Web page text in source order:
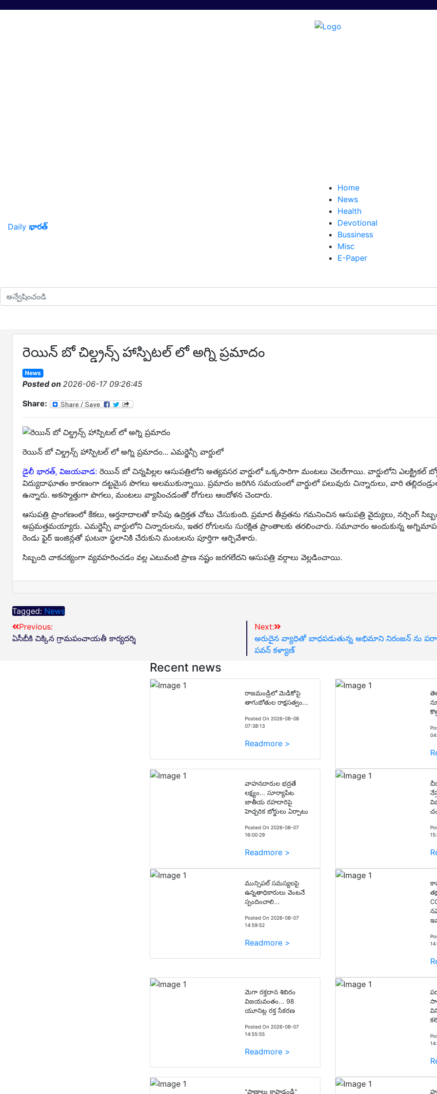
Daily భారత్
Home
News
Health
Devotional
Bussiness
Misc
E-Paper
రెయిన్ బో చిల్డ్రన్స్ హాస్పిటల్ లో అగ్ని ప్రమాదం
News
Posted on 2026-06-17 09:26:45
Share:
రెయిన్ బో చిల్డ్రన్స్ హాస్పిటల్ లో అగ్ని ప్రమాదం... ఎమర్జెన్సీ వార్డులో
డైలీ భారత్, విజయవాడ: రెయిన్ బో చిన్నపిల్లల ఆసుపత్రిలోని అత్యవసర వార్డులో ఒక్కసారిగా మంటలు చెలరేగాయి. వార్డులోని ఎలక్ట్రికల్
విద్యుదాఘాతం కారణంగా దట్టమైన పొగలు అలముకున్నాయి. ప్రమాదం జరిగిన సమయంలో వార్డులో పలువురు చిన్నారులు, వారి
ఉన్నారు. అకస్మాత్తుగా పొగలు, మంటలు వ్యాపించడంతో రోగులు ఆందోళన చెందారు.
ఆసుపత్రి ప్రాంగణంలో కేకలు, ఆర్తనాదాలతో కాసేపు ఉద్రిక్తత చోటు చేసుకుంది. ప్రమాద తీవ్రతను గమనించిన ఆసుపత్రి వైద్యులు, నర్సింగ్
అప్రమత్తమయ్యారు. ఎమర్జెన్సీ వార్డులోని చిన్నారులను, ఇతర రోగులను సురక్షిత ప్రాంతాలకు తరలించారు. సమాచారం అందుకున్న
రెండు ఫైర్ ఇంజిన్లతో ఘటనా స్థలానికి చేరుకుని మంటలను పూర్తిగా ఆర్పివేశారు.
సిబ్బంది చాకచక్యంగా వ్యవహరించడం వల్ల ఎటువంటి ప్రాణ నష్టం జరగలేదని ఆసుపత్రి వర్గాలు వెల్లడించాయి.
Tagged: News
Previous:
ఏసీబీకి చిక్కిన గ్రామపంచాయతీ కార్యదర్శి
Next:
అరుదైన వ్యాధితో బాధపడుతున్న అభిమాని నిరంజన్ ను
పవన్ కళ్యాణ్
Recent news
రాజమండ్రిలో మెడికోపై
తాగుబోతుల రాక్షసత్వం...
Posted On 2026-08-08
07:38:13
Readmore >
వాహనదారుల భద్రతే
లక్ష్యం... సూర్యాపేట
జాతీయ రహదారిపై
హెచ్చరిక బోర్డులు ఏర్పాటు
Posted On 2026-08-07
16:00:29
Readmore >
మున్సిపల్ సమస్యలపై
ఉన్నతాధికారులు వెంటనే
స్పందించాలి...
Posted On 2026-08-07
14:59:52
Readmore >
మెగా రక్తదాన శిబిరం
విజయవంతం... 98
యూనిట్ల రక్త సేకరణ
Posted On 2026-08-07
14:55:55
Readmore >
"ప్రాణాలు కాపాడండి"